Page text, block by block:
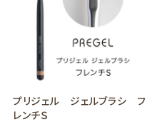
プリジェル ジェルブラシ フ
レンチＳ